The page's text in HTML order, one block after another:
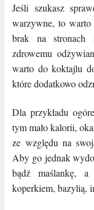
Jeśli szukasz
warzywne, to warto
brak na stronach
zdrowemu
warto do koktajlu
które dodatkowo
Dla przykładu
tym mało kalorii,
ze względu na
Aby go jednak
bądź maślankę,
koperkiem, bazylią,